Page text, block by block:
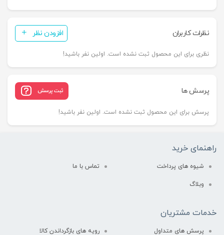
نظرات کاربران افزودن نظر
نظری برای این محصول ثبت نشده است. اولین نفر باشید!
پرسش ها ثبت پرسش
پرسش برای این محصول ثبت نشده است. اولین نفر باشید!
راهنمای خرید
شیوه های پرداخت تماس با ما
وبلاگ
خدمات مشتریان
پرسش های متداول رویه های بازگرداندن کالا